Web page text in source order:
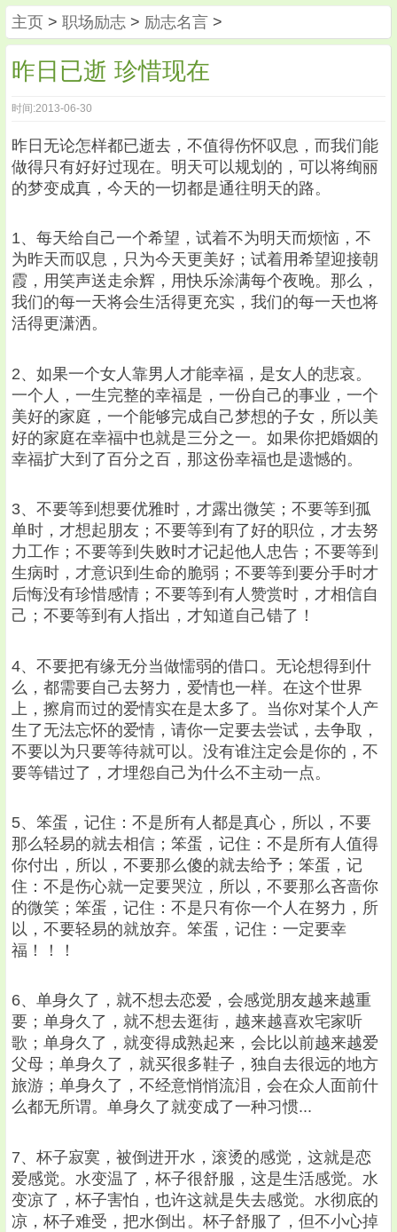
主页 > 职场励志 > 励志名言 >
昨日已逝 珍惜现在
时间:2013-06-30
昨日无论怎样都已逝去，不值得伤怀叹息，而我们能
做得只有好好过现在。明天可以规划的，可以将绚丽
的梦变成真，今天的一切都是通往明天的路。
1、每天给自己一个希望，试着不为明天而烦恼，不
为昨天而叹息，只为今天更美好；试着用希望迎接朝
霞，用笑声送走余辉，用快乐涂满每个夜晚。那么，
我们的每一天将会生活得更充实，我们的每一天也将
活得更潇洒。
2、如果一个女人靠男人才能幸福，是女人的悲哀。
一个人，一生完整的幸福是，一份自己的事业，一个
美好的家庭，一个能够完成自己梦想的子女，所以美
好的家庭在幸福中也就是三分之一。如果你把婚姻的
幸福扩大到了百分之百，那这份幸福也是遗憾的。
3、不要等到想要优雅时，才露出微笑；不要等到孤
单时，才想起朋友；不要等到有了好的职位，才去努
力工作；不要等到失败时才记起他人忠告；不要等到
生病时，才意识到生命的脆弱；不要等到要分手时才
后悔没有珍惜感情；不要等到有人赞赏时，才相信自
己；不要等到有人指出，才知道自己错了！
4、不要把有缘无分当做懦弱的借口。无论想得到什
么，都需要自己去努力，爱情也一样。在这个世界
上，擦肩而过的爱情实在是太多了。当你对某个人产
生了无法忘怀的爱情，请你一定要去尝试，去争取，
不要以为只要等待就可以。没有谁注定会是你的，不
要等错过了，才埋怨自己为什么不主动一点。
5、笨蛋，记住：不是所有人都是真心，所以，不要
那么轻易的就去相信；笨蛋，记住：不是所有人值得
你付出，所以，不要那么傻的就去给予；笨蛋，记
住：不是伤心就一定要哭泣，所以，不要那么吝啬你
的微笑；笨蛋，记住：不是只有你一个人在努力，所
以，不要轻易的就放弃。笨蛋，记住：一定要幸
福！！！
6、单身久了，就不想去恋爱，会感觉朋友越来越重
要；单身久了，就不想去逛街，越来越喜欢宅家听
歌；单身久了，就变得成熟起来，会比以前越来越爱
父母；单身久了，就买很多鞋子，独自去很远的地方
旅游；单身久了，不经意悄悄流泪，会在众人面前什
么都无所谓。单身久了就变成了一种习惯...
7、杯子寂寞，被倒进开水，滚烫的感觉，这就是恋
爱感觉。水变温了，杯子很舒服，这是生活感觉。水
变凉了，杯子害怕，也许这就是失去感觉。水彻底的
凉，杯子难受，把水倒出。杯子舒服了，但不小心掉